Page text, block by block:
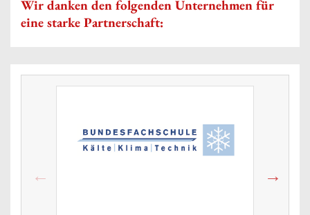
Wir danken den folgenden Unternehmen für
eine starke Partnerschaft: